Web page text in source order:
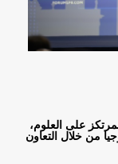
على العلوم،
من خلال التعاون